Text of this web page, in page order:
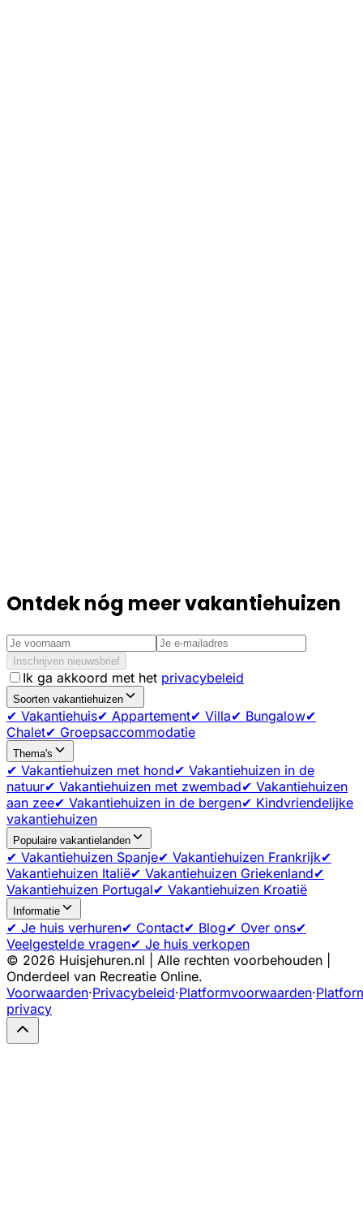
Ontdek nóg meer vakantiehuizen
Inschrijven nieuwsbrief
Ik ga akkoord met het privacybeleid
Soorten vakantiehuizen
✔ Vakantiehuis✔ Appartement✔ Villa✔ Bungalow✔
Chalet✔ Groepsaccommodatie
Thema's
✔ Vakantiehuizen met hond✔ Vakantiehuizen in de
natuur✔ Vakantiehuizen met zwembad✔ Vakantiehuizen
aan zee✔ Vakantiehuizen in de bergen✔ Kindvriendelijke
vakantiehuizen
Populaire vakantielanden
✔ Vakantiehuizen Spanje✔ Vakantiehuizen Frankrijk✔
Vakantiehuizen Italië✔ Vakantiehuizen Griekenland✔
Vakantiehuizen Portugal✔ Vakantiehuizen Kroatië
Informatie
✔ Je huis verhuren✔ Contact✔ Blog✔ Over ons✔
Veelgestelde vragen✔ Je huis verkopen
© 2026 Huisjehuren.nl | Alle rechten voorbehouden |
Onderdeel van Recreatie Online.
Voorwaarden·Privacybeleid·Platformvoorwaarden·
privacy